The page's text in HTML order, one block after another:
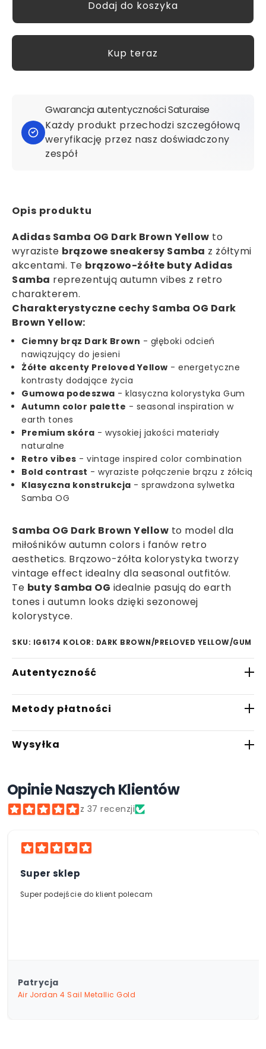
Kup teraz
Gwarancja autentyczności Saturaise
Każdy produkt przechodzi szczegółową
weryfikację przez nasz doświadczony
zespół
Opis produktu
Adidas Samba OG Dark Brown Yellow to
wyraziste brązowe sneakersy Samba z żółtymi
akcentami. Te brązowo-żółte buty Adidas
Samba reprezentują autumn vibes z retro
charakterem.
Charakterystyczne cechy Samba OG Dark
Brown Yellow:
Ciemny brąz Dark Brown - głęboki odcień
nawiązujący do jesieni
Żółte akcenty Preloved Yellow - energetyczne
kontrasty dodające życia
Gumowa podeszwa - klasyczna kolorystyka Gum
Autumn color palette - seasonal inspiration w
earth tones
Premium skóra - wysokiej jakości materiały
naturalne
Retro vibes - vintage inspired color combination
Bold contrast - wyraziste połączenie brązu z żółcią
Klasyczna konstrukcja - sprawdzona sylwetka
Samba OG
Samba OG Dark Brown Yellow to model dla
miłośników autumn colors i fanów retro
aesthetics. Brązowo-żółta kolorystyka tworzy
vintage effect idealny dla seasonal outfitów.
Te buty Samba OG idealnie pasują do earth
tones i autumn looks dzięki sezonowej
kolorystyce.
SKU: IG6174 KOLOR: DARK BROWN/PRELOVED YELLOW/GUM
Autentyczność
W Saturaise.com gwarantujemy, że wszystkie
oferowane przez nas produkty są w 100%
oryginalne. Nasza starannie wyselekcjonowana
sieć zaufanych partnerów handlowych zapewnia
szczegółową weryfikację autentyczności przez
nasz doświadczony zespół, zanim trafi do
sprzedaży. Wieloletnie relacje z partnerami w
wyłącznie oryginalne produkty najwyższej
jakości.
Metody płatności
- Płatność BLIK
- Płatność przelewem
- Płatność kartą
- Płatność pobraniowo
- Klarna
Wysyłka
roboczych, w zależności od dostępności
produktów.
Opinie Naszych Klientów
z 37 recenzji
Super sklep
Super podejście do klient polecam
Patrycja
Air Jordan 4 Sail Metallic Gold